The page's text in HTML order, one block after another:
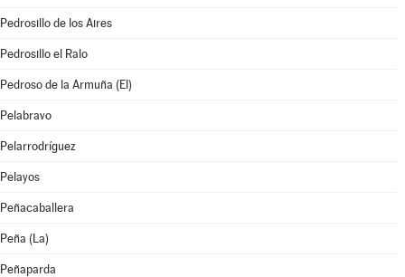
Pedrosillo de los Aires
Pedrosillo el Ralo
Pedroso de la Armuña (El)
Pelabravo
Pelarrodríguez
Pelayos
Peñacaballera
Peña (La)
Peñaparda